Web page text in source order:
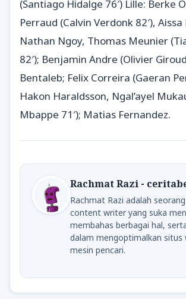
(Santiago Hidalge 76′) Lille: Berke
Perraud (Calvin Verdonk 82′),
Nathan Ngoy, Thomas Meunier
82′); Benjamin Andre (Olivier
Bentaleb; Felix Correira (Gaeran
Hakon Haraldsson, Ngal’ayel
Mbappe 71′); Matias Fernandez.
Rachmat Razi -
Rachmat Razi adalah seorang
content writer yang suka
membahas berbagai hal,
dalam mengoptimalkan situs
mesin pencari.